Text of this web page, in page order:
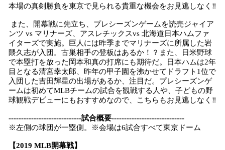
本場の真剣勝負を東京で見られる貴重な機会をお見逃しなく‼
また、開幕戦に先立ち、プレシーズンゲームを読売ジャイア
ンツ vs マリナーズ、アスレチックスvs 北海道日本ハムファ
イターズで実施。巨人には昨季までマリナーズに所属した岩
隈久志が入団。古巣相手の登板はあるか！？また、日米野球
で本塁打を放った岡本和真の打席にも期待だ。日本ハムは2年
目となる清宮幸太郎、昨年の甲子園を沸かせてドラフト1位で
入団した吉田輝星の出場があるか、注目だ。プレシーズンゲ
ームは初めてMLBチームの試合を観戦する人や、子どもの野
球観戦デビューにもおすすめなので、こちらもお見逃しなく‼
-----------------------------試合概要-----------------------------
※左側の球団が一塁側。※会場は6試合すべて東京ドーム
【2019 MLB開幕戦】